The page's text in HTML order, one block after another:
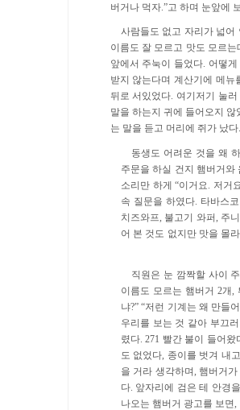
버거나 먹자.”고 하며 눈앞에
사람들도 없고 자리가 넓어
이름도 잘 모르고 맛도 모르는
앞에서 주눅이 들었다. 어떻
받지 않는다며 계산기에 메
뒤로 서있었다. 여기저기 눌
말을 하는지 귀에 들어오지 않
는 말을 듣고 머리에 쥐가 났다
동생도 어려운 것을 왜
주문을 하실 건지 햄버거와
소리만 하게“이거요. 저거
속 질문을 하였다. 타바스
치즈와프, 불고기 와퍼, 주
어 본 것도 없지만 맛을 몰
직원은 눈 깜짝할 사이
이름도 모르는 햄버거 2개
냐?” “저런 기계는 왜 만들
우리를 보는 것 같아 부끄
렸다 . 271 빨간 불이 들어왔
도 없었다 종이를 벗겨 내
을 거라 생각하며 ,햄버거
다 앞자리에 검은 테 안경
나오는 햄버거 광고를 보면